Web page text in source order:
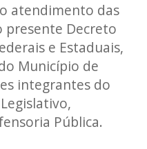
atendimento das
presente Decreto
e Estaduais,
Município de
integrantes do
Pública.